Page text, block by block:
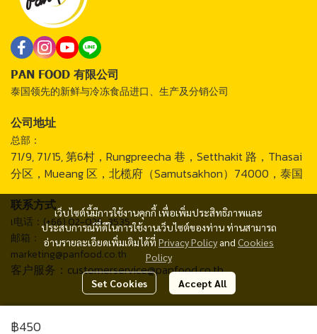
฿450
เว็บไซต์นี้มีการใช้งานคุกกี้ เพื่อเพิ่มประสิทธิภาพและ
ประสบการณ์ที่ดีในการใช้งานเว็บไซต์ของท่าน ท่านสามารถ
อ่านรายละเอียดเพิ่มเติมได้ที่ Privacy Policy and Cookies
Policy
Set Cookies Accept All
PAN FOOD 有限公司
泰国领先的新鲜与冷冻食品进口、生产及分销公司
公司地址
总部：
71/9, 71/15, 第6村，Rungpreecha 巷，Setthakit 路，Thasai
分区，Mueang 区，北榄府（Samutsakhon）74000，泰国
联系方式
เ电话：(+66) 02-026-3535
邮箱：
marketing@panfood.co.th
客户服务：customerservice@panfood.co.th